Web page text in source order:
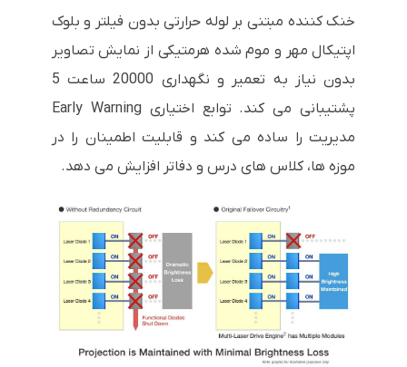
خنک کننده مبتنی بر لوله حرارتی بدون فیلتر و بلوک
اپتیکال مهر و موم شده هرمتیکی از نمایش تصاویر
بدون نیاز به تعمیر و نگهداری 20000 ساعت 5
پشتیبانی می کند. توابع اختیاری Early Warning
مدیریت را ساده می کند و قابلیت اطمینان را در
موزه ها، کلاس های درس و دفاتر افزایش می دهد.